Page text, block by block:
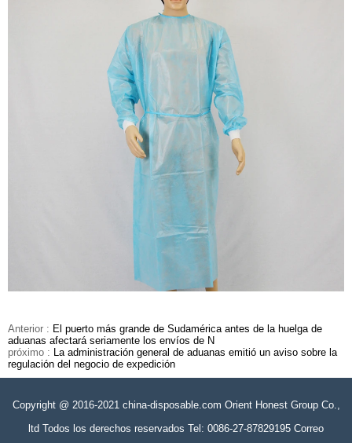
Anterior : El puerto más grande de Sudamérica antes de la huelga de
aduanas afectará seriamente los envíos de N
próximo : La administración general de aduanas emitió un aviso sobre la
regulación del negocio de expedición
Copyright @ 2016-2021 china-disposable.com Orient Honest Group Co.,
ltd Todos los derechos reservados Tel: 0086-27-87829195 Correo